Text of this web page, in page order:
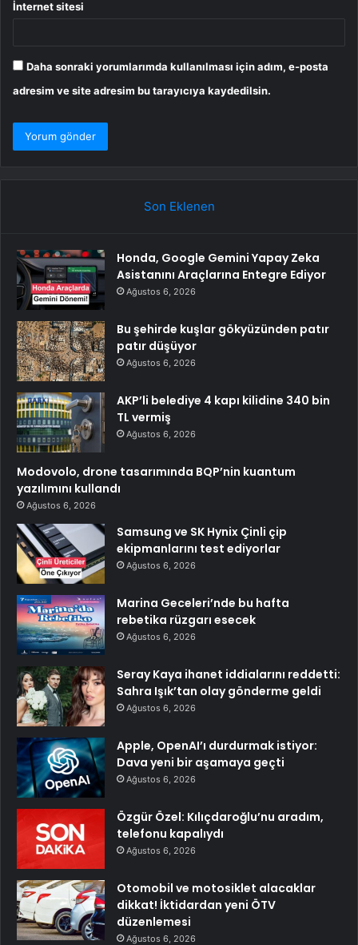
İnternet sitesi
Daha sonraki yorumlarımda kullanılması için adım, e-posta
adresim ve site adresim bu tarayıcıya kaydedilsin.
Son Eklenen
Honda, Google Gemini Yapay Zeka
Asistanını Araçlarına Entegre Ediyor
Ağustos 6, 2026
Bu şehirde kuşlar gökyüzünden patır
patır düşüyor
Ağustos 6, 2026
AKP’li belediye 4 kapı kilidine 340 bin
TL vermiş
Ağustos 6, 2026
Modovolo, drone tasarımında BQP’nin kuantum
yazılımını kullandı
Ağustos 6, 2026
Samsung ve SK Hynix Çinli çip
ekipmanlarını test ediyorlar
Ağustos 6, 2026
Marina Geceleri’nde bu hafta
rebetika rüzgarı esecek
Ağustos 6, 2026
Seray Kaya ihanet iddialarını reddetti:
Sahra Işık’tan olay gönderme geldi
Ağustos 6, 2026
Apple, OpenAI’ı durdurmak istiyor:
Dava yeni bir aşamaya geçti
Ağustos 6, 2026
Özgür Özel: Kılıçdaroğlu’nu aradım,
telefonu kapalıydı
Ağustos 6, 2026
Otomobil ve motosiklet alacaklar
dikkat! İktidardan yeni ÖTV
düzenlemesi
Ağustos 6, 2026